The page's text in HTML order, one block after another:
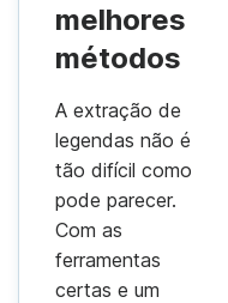
melhores
métodos
A extração de
legendas não é
tão difícil como
pode parecer.
Com as
ferramentas
certas e um